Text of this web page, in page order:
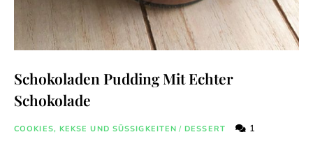
Schokoladen Pudding Mit Echter
Schokolade
COOKIES, KEKSE UND SÜSSIGKEITEN / DESSERT 1